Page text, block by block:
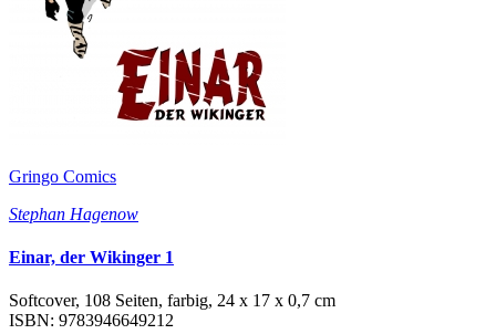
Gringo Comics
Stephan Hagenow
Einar, der Wikinger 1
Softcover, 108 Seiten, farbig, 24 x 17 x 0,7 cm
ISBN: 9783946649212